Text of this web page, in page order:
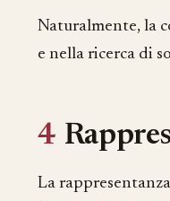
Naturalmente, la
e nella ricerca di
4
La